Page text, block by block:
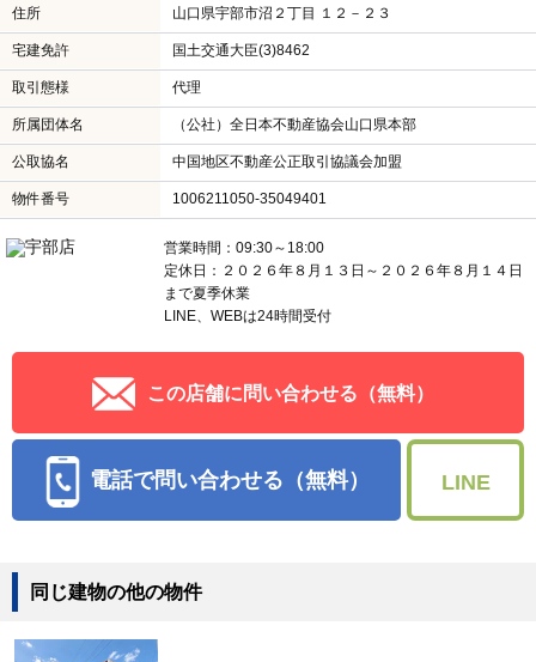
住所 山口県宇部市沼２丁目 １２－２３
宅建免許 国土交通大臣(3)8462
取引態様 代理
所属団体名 （公社）全日本不動産協会山口県本部
公取協名 中国地区不動産公正取引協議会加盟
物件番号 1006211050-35049401
営業時間：09:30～18:00
定休日：２０２６年８月１３日～２０２６年８月１４日
まで夏季休業
LINE、WEBは24時間受付
この店舗に問い合わせる（無料）
電話で問い合わせる（無料） LINE
同じ建物の他の物件